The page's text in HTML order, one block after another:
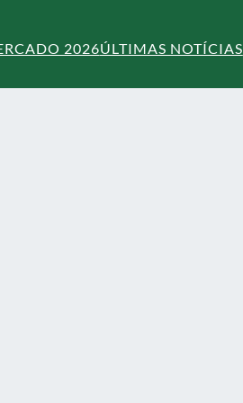
2026ÚLTIMAS NOTÍCIAS